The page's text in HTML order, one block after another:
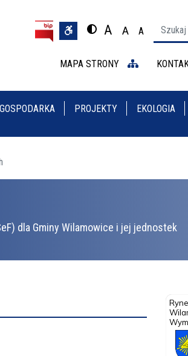
Przełącz na motyw
A
A
Ustaw
A
Ustaw
MAPA STRONY
GOSPODARKA PROJEKTY EKOLOGIA
dla Gminy Wilamowice i jej jednostek